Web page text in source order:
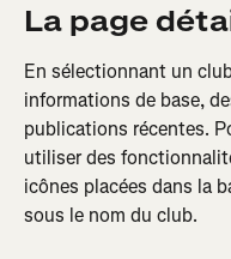
La page
En sélectionnant un
informations de base,
publications récentes.
utiliser des
icônes placées dans la
sous le nom du club.